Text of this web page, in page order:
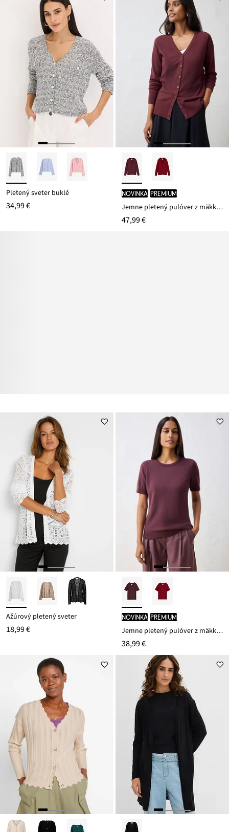
Pletený sveter buklé
34,99 €
novinka PREMIUM
Jemne pletený pulóver z mäkkého vlneného mixu
47,99 €
Ažúrový pletený sveter
18,99 €
novinka PREMIUM
Jemne pletený pulóver z mäkkého vlneného mixu
38,99 €